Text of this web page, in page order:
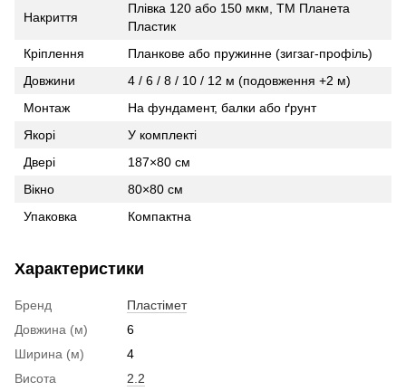
Накриття
Плівка 120 або 150 мкм, ТМ Планета
Пластик
Кріплення
Планкове або пружинне (зигзаг‑профіль)
Довжини
4 / 6 / 8 / 10 / 12 м (подовження +2 м)
Монтаж
На фундамент, балки або ґрунт
Якорі
У комплекті
Двері
187×80 см
Вікно
80×80 см
Упаковка
Компактна
Характеристики
Бренд
Пластімет
Довжина (м)
6
Ширина (м)
4
Висота
2.2